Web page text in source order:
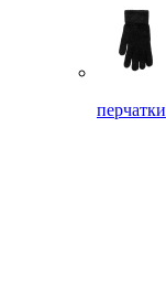
перчатки